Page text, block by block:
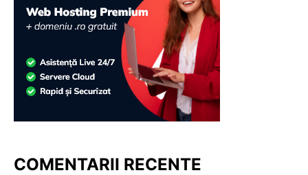
COMENTARII RECENTE